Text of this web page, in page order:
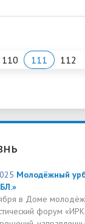
110 111 112
Молодёжный
в Доме
форум